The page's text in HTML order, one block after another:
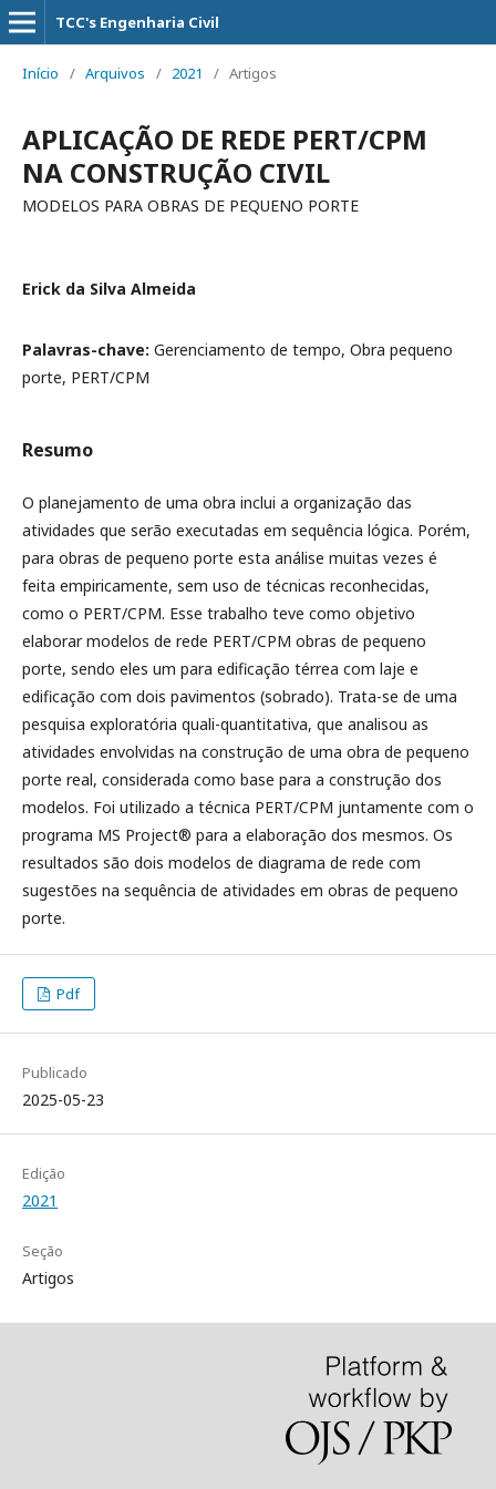
TCC's Engenharia Civil
Início / Arquivos / 2021 / Artigos
APLICAÇÃO DE REDE PERT/CPM
NA CONSTRUÇÃO CIVIL
MODELOS PARA OBRAS DE PEQUENO PORTE
Erick da Silva Almeida
Palavras-chave: Gerenciamento de tempo, Obra pequeno
porte, PERT/CPM
Resumo
O planejamento de uma obra inclui a organização das
atividades que serão executadas em sequência lógica. Porém,
para obras de pequeno porte esta análise muitas vezes é
feita empiricamente, sem uso de técnicas reconhecidas,
como o PERT/CPM. Esse trabalho teve como objetivo
elaborar modelos de rede PERT/CPM obras de pequeno
porte, sendo eles um para edificação térrea com laje e
edificação com dois pavimentos (sobrado). Trata-se de uma
pesquisa exploratória quali-quantitativa, que analisou as
atividades envolvidas na construção de uma obra de pequeno
porte real, considerada como base para a construção dos
modelos. Foi utilizado a técnica PERT/CPM juntamente com o
programa MS Project® para a elaboração dos mesmos. Os
resultados são dois modelos de diagrama de rede com
sugestões na sequência de atividades em obras de pequeno
porte.
Pdf
Publicado
2025-05-23
Edição
2021
Seção
Artigos